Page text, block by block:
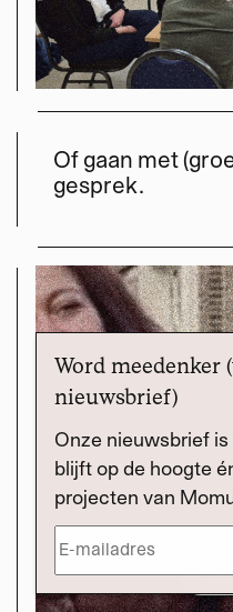
Of gaan met
gesprek.
Word meedenker
nieuwsbrief)
Onze nieuwsbrief
blijft op de hoogte
projecten van